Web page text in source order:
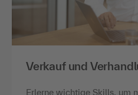
Verkauf und
Erlerne wichtige Skills, um